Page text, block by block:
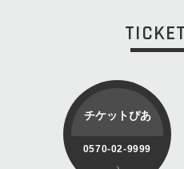
チケットぴあ
0570-02-9999